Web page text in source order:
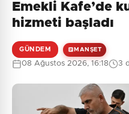
Emekli Kafe’de
hizmeti başladı
GÜNDEM MANŞET
08 Ağustos 2026, 16:18 3